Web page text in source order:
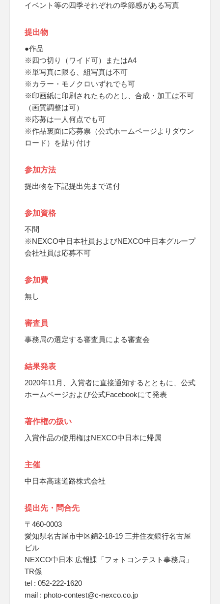
イベント等の四季それぞれの季節感がある写真
提出物
●作品
※四つ切り（ワイド可）またはA4
※単写真に限る、組写真は不可
※カラー・モノクロいずれでも可
※印画紙に印刷されたものとし、合成・加工は不可
（画質調整は可）
※応募は一人何点でも可
※作品裏面に応募票（公式ホームページよりダウン
ロード）を貼り付け
参加方法
提出物を下記提出先まで送付
参加資格
不問
※NEXCO中日本社員およびNEXCO中日本グループ
会社社員は応募不可
参加費
無し
審査員
事務局の選定する審査員による審査会
結果発表
2020年11月、入賞者に直接通知するとともに、公式
ホームページおよび公式Facebookにて発表
著作権の扱い
入賞作品の使用権はNEXCO中日本に帰属
主催
中日本高速道路株式会社
提出先・問合先
〒460-0003
愛知県名古屋市中区錦2-18-19 三井住友銀行名古屋
ビル
NEXCO中日本 広報課「フォトコンテスト事務局」
TR係
tel : 052-222-1620
mail : photo-contest@c-nexco.co.jp